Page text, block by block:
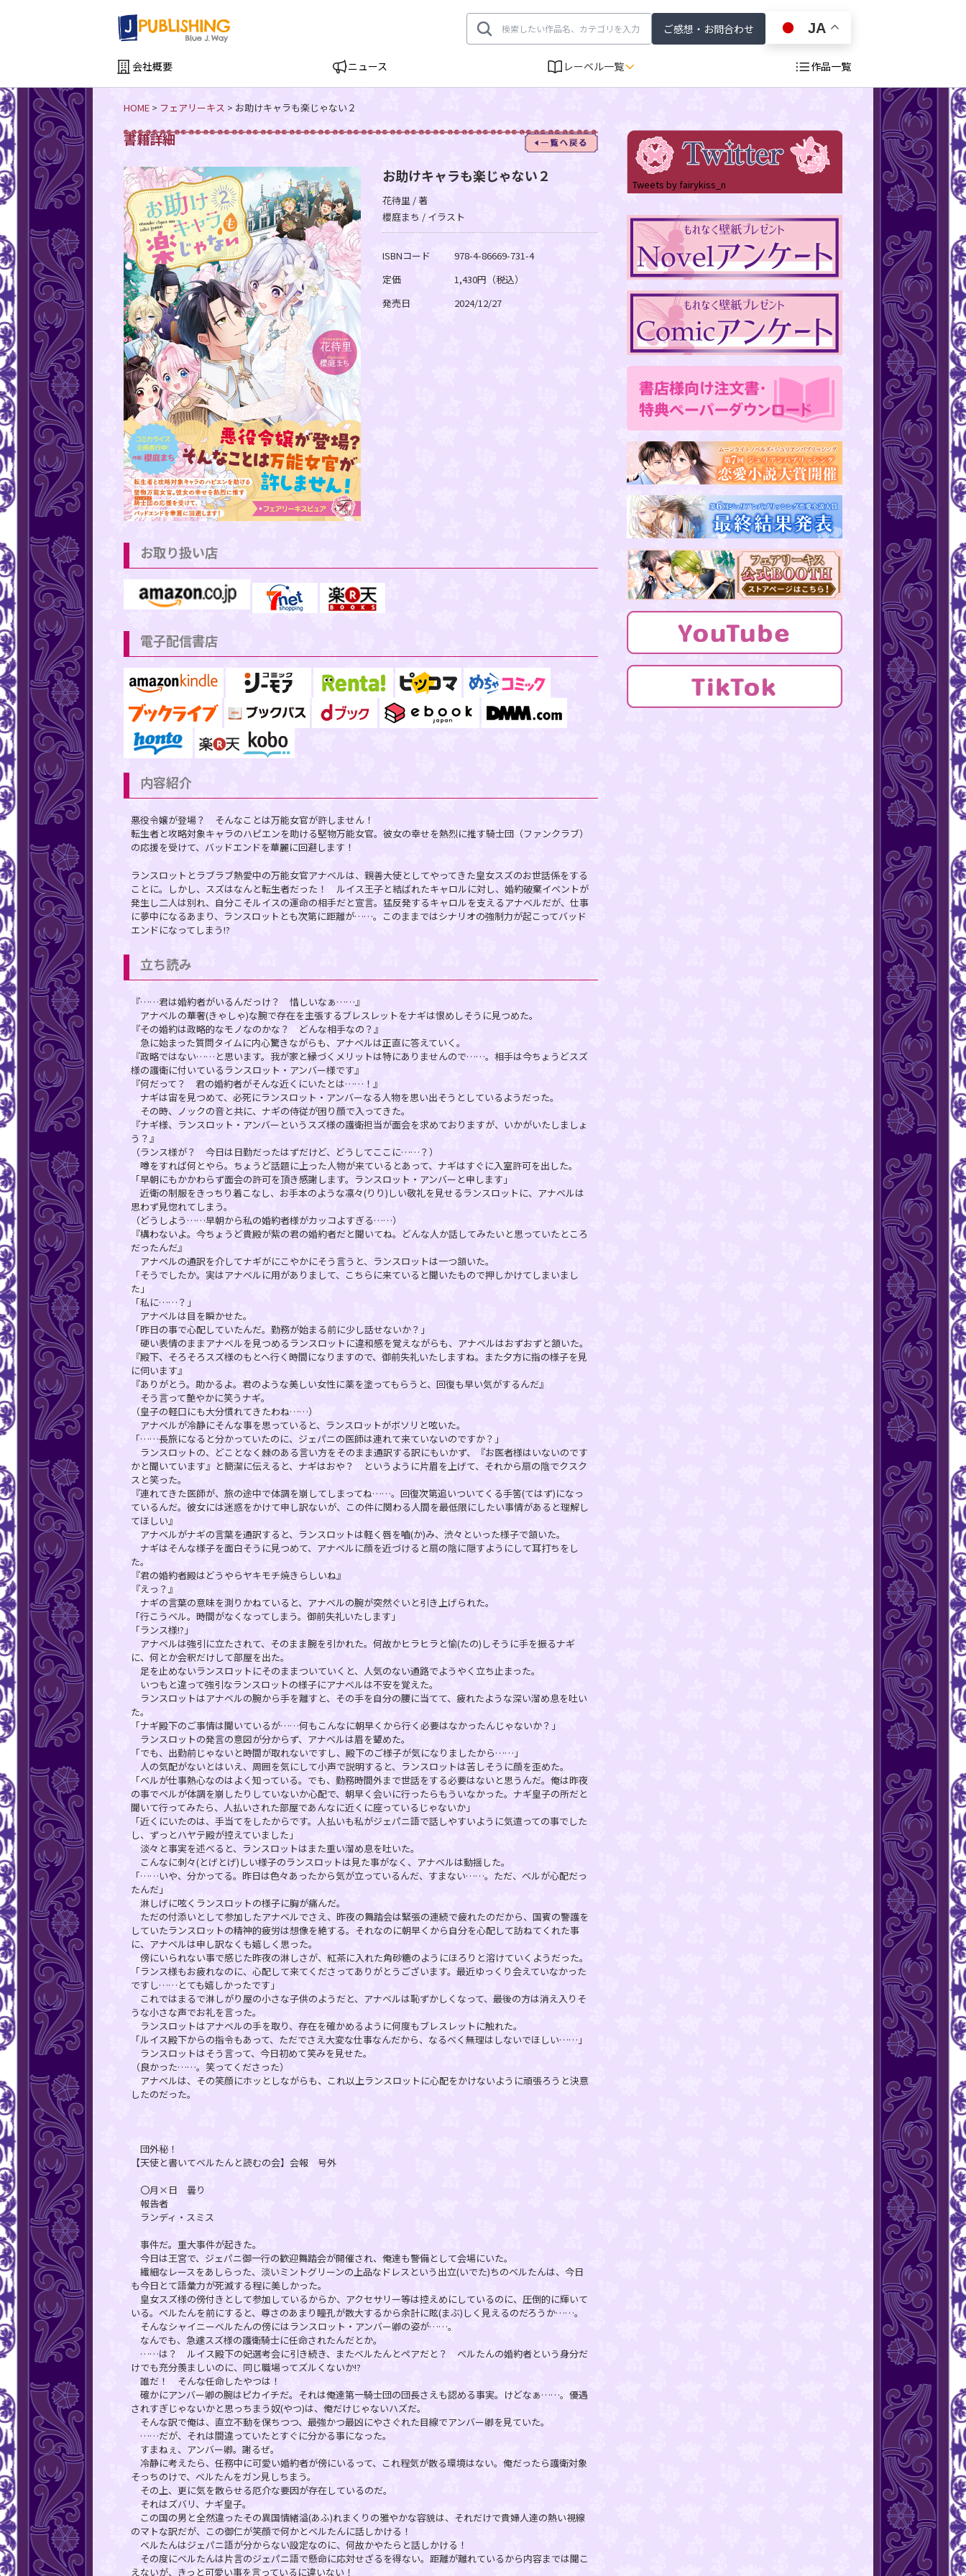
ご感想・お問合わせ JA
会社概要 ニュース レーベル一覧 作品一覧
HOME > フェアリーキス > お助けキャラも楽じゃない２
書籍詳細
一覧へ戻る
お助けキャラも楽じゃない２
花待里 / 著
櫻庭まち / イラスト
ISBNコード
978-4-86669-731-4
定価
1,430円（税込）
発売日
2024/12/27
お取り扱い店
電子配信書店
内容紹介
悪役令嬢が登場？ そんなことは万能女官が許しません！
転生者と攻略対象キャラのハピエンを助ける堅物万能女官。彼女の幸せを熱烈に推す騎士団（ファンクラブ）
の応援を受けて、バッドエンドを華麗に回避します！
ランスロットとラブラブ熱愛中の万能女官アナベルは、親善大使としてやってきた皇女スズのお世話係をする
ことに。しかし、スズはなんと転生者だった！ ルイス王子と結ばれたキャロルに対し、婚約破棄イベントが
発生し二人は別れ、自分こそルイスの運命の相手だと宣言。猛反発するキャロルを支えるアナベルだが、仕事
に夢中になるあまり、ランスロットとも次第に距離が……。このままではシナリオの強制力が起こってバッド
エンドになってしまう!?
立ち読み
『……君は婚約者がいるんだっけ？ 惜しいなぁ……』
アナベルの華奢(きゃしゃ)な腕で存在を主張するブレスレットをナギは恨めしそうに見つめた。
『その婚約は政略的なモノなのかな？ どんな相手なの？』
急に始まった質問タイムに内心驚きながらも、アナベルは正直に答えていく。
『政略ではない……と思います。我が家と縁づくメリットは特にありませんので……。相手は今ちょうどスズ
様の護衛に付いているランスロット・アンバー様です』
『何だって？ 君の婚約者がそんな近くにいたとは……！』
ナギは宙を見つめて、必死にランスロット・アンバーなる人物を思い出そうとしているようだった。
その時、ノックの音と共に、ナギの侍従が困り顔で入ってきた。
『ナギ様、ランスロット・アンバーというスズ様の護衛担当が面会を求めておりますが、いかがいたしましょ
う？』
（ランス様が？ 今日は日勤だったはずだけど、どうしてここに……？）
噂をすれば何とやら。ちょうど話題に上った人物が来ているとあって、ナギはすぐに入室許可を出した。
「早朝にもかかわらず面会の許可を頂き感謝します。ランスロット・アンバーと申します」
近衛の制服をきっちり着こなし、お手本のような凛々(りり)しい敬礼を見せるランスロットに、アナベルは
思わず見惚れてしまう。
（どうしよう……早朝から私の婚約者様がカッコよすぎる……）
『構わないよ。今ちょうど貴殿が紫の君の婚約者だと聞いてね。どんな人か話してみたいと思っていたところ
だったんだ』
アナベルの通訳を介してナギがにこやかにそう言うと、ランスロットは一つ頷いた。
「そうでしたか。実はアナベルに用がありまして、こちらに来ていると聞いたもので押しかけてしまいまし
た」
「私に……？」
アナベルは目を瞬かせた。
「昨日の事で心配していたんだ。勤務が始まる前に少し話せないか？」
硬い表情のままアナベルを見つめるランスロットに違和感を覚えながらも、アナベルはおずおずと頷いた。
『殿下、そろそろスズ様のもとへ行く時間になりますので、御前失礼いたしますね。また夕方に指の様子を見
に伺います』
『ありがとう。助かるよ。君のような美しい女性に薬を塗ってもらうと、回復も早い気がするんだ』
そう言って艶やかに笑うナギ。
（皇子の軽口にも大分慣れてきたわね……）
アナベルが冷静にそんな事を思っていると、ランスロットがボソリと呟いた。
「……長旅になると分かっていたのに、ジェパニの医師は連れて来ていないのですか？」
ランスロットの、どことなく棘のある言い方をそのまま通訳する訳にもいかず、『お医者様はいないのです
かと聞いています』と簡潔に伝えると、ナギはおや？ というように片眉を上げて、それから扇の陰でクスク
スと笑った。
『連れてきた医師が、旅の途中で体調を崩してしまってね……。回復次第追いついてくる手筈(てはず)になっ
ているんだ。彼女には迷惑をかけて申し訳ないが、この件に関わる人間を最低限にしたい事情があると理解し
てほしい』
アナベルがナギの言葉を通訳すると、ランスロットは軽く唇を嚙(か)み、渋々といった様子で頷いた。
ナギはそんな様子を面白そうに見つめて、アナベルに顔を近づけると扇の陰に隠すようにして耳打ちをし
た。
『君の婚約者殿はどうやらヤキモチ焼きらしいね』
『えっ？』
ナギの言葉の意味を測りかねていると、アナベルの腕が突然ぐいと引き上げられた。
「行こうベル。時間がなくなってしまう。御前失礼いたします」
「ランス様!?」
アナベルは強引に立たされて、そのまま腕を引かれた。何故かヒラヒラと愉(たの)しそうに手を振るナギ
に、何とか会釈だけして部屋を出た。
足を止めないランスロットにそのままついていくと、人気のない通路でようやく立ち止まった。
いつもと違って強引なランスロットの様子にアナベルは不安を覚えた。
ランスロットはアナベルの腕から手を離すと、その手を自分の腰に当てて、疲れたような深い溜め息を吐い
た。
「ナギ殿下のご事情は聞いているが……何もこんなに朝早くから行く必要はなかったんじゃないか？」
ランスロットの発言の意図が分からず、アナベルは眉を顰めた。
「でも、出勤前じゃないと時間が取れないですし、殿下のご様子が気になりましたから……」
人の気配がないとはいえ、周囲を気にして小声で説明すると、ランスロットは苦しそうに顔を歪めた。
「ベルが仕事熱心なのはよく知っている。でも、勤務時間外まで世話をする必要はないと思うんだ。俺は昨夜
の事でベルが体調を崩したりしていないか心配で、朝早く会いに行ったらもういなかった。ナギ皇子の所だと
聞いて行ってみたら、人払いされた部屋であんなに近くに座っているじゃないか」
「近くにいたのは、手当てをしたからです。人払いも私がジェパニ語で話しやすいように気遣っての事でした
し、ずっとハヤテ殿が控えていました」
淡々と事実を述べると、ランスロットはまた重い溜め息を吐いた。
こんなに刺々(とげとげ)しい様子のランスロットは見た事がなく、アナベルは動揺した。
「……いや、分かってる。昨日は色々あったから気が立っているんだ、すまない……。ただ、ベルが心配だっ
たんだ」
淋しげに呟くランスロットの様子に胸が痛んだ。
ただの付添いとして参加したアナベルでさえ、昨夜の舞踏会は緊張の連続で疲れたのだから、国賓の警護を
していたランスロットの精神的疲労は想像を絶する。それなのに朝早くから自分を心配して訪ねてくれた事
に、アナベルは申し訳なくも嬉しく思った。
傍にいられない事で感じた昨夜の淋しさが、紅茶に入れた角砂糖のようにほろりと溶けていくようだった。
「ランス様もお疲れなのに、心配して来てくださってありがとうございます。最近ゆっくり会えていなかった
ですし……とても嬉しかったです」
これではまるで淋しがり屋の小さな子供のようだと、アナベルは恥ずかしくなって、最後の方は消え入りそ
うな小さな声でお礼を言った。
ランスロットはアナベルの手を取り、存在を確かめるように何度もブレスレットに触れた。
「ルイス殿下からの指令もあって、ただでさえ大変な仕事なんだから、なるべく無理はしないでほしい……」
ランスロットはそう言って、今日初めて笑みを見せた。
（良かった……。笑ってくださった）
アナベルは、その笑顔にホッとしながらも、これ以上ランスロットに心配をかけないように頑張ろうと決意
したのだった。
団外秘！
【天使と書いてベルたんと読むの会】会報 号外
〇月×日 曇り
報告者
ランディ・スミス
事件だ。重大事件が起きた。
今日は王宮で、ジェパニ御一行の歓迎舞踏会が開催され、俺達も警備として会場にいた。
繊細なレースをあしらった、淡いミントグリーンの上品なドレスという出立(いでた)ちのベルたんは、今日
も今日とて語彙力が死滅する程に美しかった。
皇女スズ様の傍付きとして参加しているからか、アクセサリー等は控えめにしているのに、圧倒的に輝いて
いる。ベルたんを前にすると、尊さのあまり瞳孔が散大するから余計に眩(まぶ)しく見えるのだろうか……。
そんなシャイニーベルたんの傍にはランスロット・アンバー卿の姿が……。
なんでも、急遽スズ様の護衛騎士に任命されたんだとか。
……は？ ルイス殿下の妃選考会に引き続き、またベルたんとペアだと？ ベルたんの婚約者という身分だ
けでも充分羨ましいのに、同じ職場ってズルくないか!?
誰だ！ そんな任命したやつは！
確かにアンバー卿の腕はピカイチだ。それは俺達第一騎士団の団長さえも認める事実。けどなぁ……。優遇
されすぎじゃないかと思っちまう奴(やつ)は、俺だけじゃないハズだ。
そんな訳で俺は、直立不動を保ちつつ、最強かつ最凶にやさぐれた目線でアンバー卿を見ていた。
……だが、それは間違っていたとすぐに分かる事になった。
すまねぇ、アンバー卿。謝るぜ。
冷静に考えたら、任務中に可愛い婚約者が傍にいるって、これ程気が散る環境はない。俺だったら護衛対象
そっちのけで、ベルたんをガン見しちまう。
その上、更に気を散らせる厄介な要因が存在しているのだ。
それはズバリ、ナギ皇子。
この国の男と全然違ったその異国情緒溢(あふ)れまくりの雅やかな容貌は、それだけで貴婦人達の熱い視線
のマトな訳だが、この御仁が笑顔で何かとベルたんに話しかける！
ベルたんはジェパニ語が分からない設定なのに、何故かやたらと話しかける！
その度にベルたんは片言のジェパニ語で懸命に応対せざるを得ない。距離が離れているから内容までは聞こ
えないが、きっと可愛い事を言っているに違いない！
Tweets by fairykiss_n